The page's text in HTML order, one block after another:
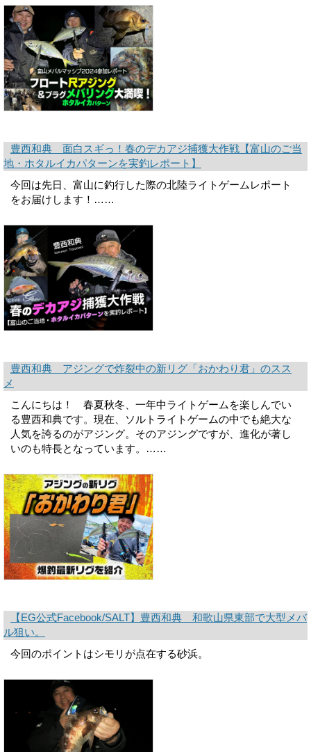
豊西和典 面白スギっ！春のデカアジ捕獲大作戦【富山のご当
地・ホタルイカパターンを実釣レポート】
今回は先日、富山に釣行した際の北陸ライトゲームレポート
をお届けします！……
豊西和典 アジングで炸裂中の新リグ「おかわり君」のスス
メ
こんにちは！ 春夏秋冬、一年中ライトゲームを楽しんでい
る豊西和典です。現在、ソルトライトゲームの中でも絶大な
人気を誇るのがアジング。そのアジングですが、進化が著し
いのも特長となっています。……
【EG公式Facebook/SALT】豊西和典 和歌山県東部で大型メバ
ル狙い。
今回のポイントはシモリが点在する砂浜。